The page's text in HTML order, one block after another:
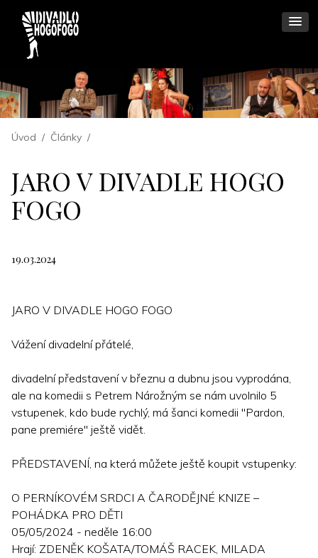
Úvod / Články /
JARO V DIVADLE HOGO
FOGO
19.03.2024
JARO V DIVADLE HOGO FOGO
Vážení divadelní přátelé,
divadelní představení v březnu a dubnu jsou vyprodána,
ale na komedii s Petrem Nárožným se nám uvolnilo 5
vstupenek, kdo bude rychlý, má šanci komedii "Pardon,
pane premiére" ještě vidět.
PŘEDSTAVENÍ, na která můžete ještě koupit vstupenky:
O PERNÍKOVÉM SRDCI A ČARODĚJNÉ KNIZE –
POHÁDKA PRO DĚTI
05/05/2024 - neděle 16:00
Hrají: ZDENĚK KOŠATA/TOMÁŠ RACEK, MILADA